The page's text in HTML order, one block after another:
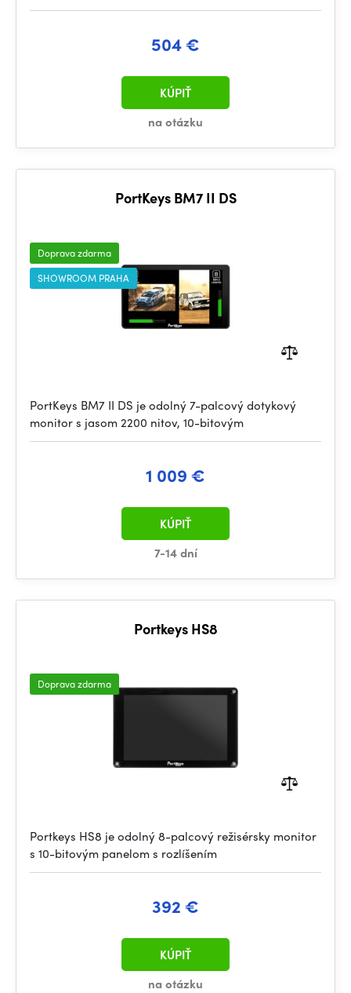
504 €
na otázku
KÚPIŤ
PortKeys BM7 II DS
Doprava zdarma
SHOWROOM PRAHA
PortKeys BM7 II DS je odolný 7-palcový dotykový
monitor s jasom 2200 nitov, 10-bitovým
1 009 €
7-14 dní
KÚPIŤ
Portkeys HS8
Doprava zdarma
Portkeys HS8 je odolný 8-palcový režisérsky monitor
s 10-bitovým panelom s rozlíšením
392 €
na otázku
KÚPIŤ